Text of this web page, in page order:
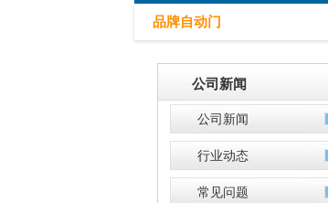
品牌自动门
公司新闻
公司新闻
行业动态
常见问题